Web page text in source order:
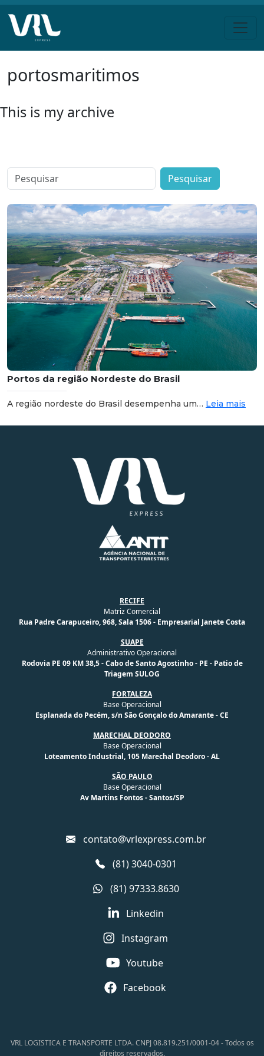
para
portosmaritimos
This is my archive
Search
for:
Portos da região Nordeste do Brasil
A região nordeste do Brasil desempenha um… Leia mais
RECIFE
Matriz Comercial
Rua Padre Carapuceiro, 968, Sala 1506 - Empresarial Janete Costa
SUAPE
Administrativo Operacional
Rodovia PE 09 KM 38,5 - Cabo de Santo Agostinho - PE - Patio de
Triagem SULOG
FORTALEZA
Base Operacional
Esplanada do Pecém, s/n São Gonçalo do Amarante - CE
MARECHAL DEODORO
Base Operacional
Loteamento Industrial, 105 Marechal Deodoro - AL
SÃO PAULO
Base Operacional
Av Martins Fontos - Santos/SP
contato@vrlexpress.com.br
(81) 3040-0301
(81) 97333.8630
Linkedin
Instagram
Youtube
Facebook
VRL LOGISTICA E TRANSPORTE LTDA. CNPJ 08.819.251/0001-04 - Todos os
direitos reservados.